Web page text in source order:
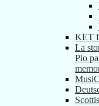
KET
La
Pio